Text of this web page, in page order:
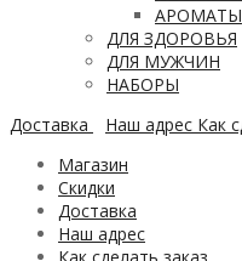
АРОМАТЫ
ДЛЯ ЗДОРОВЬЯ
ДЛЯ МУЖЧИН
НАБОРЫ
Доставка
Наш адрес Как
Магазин
Скидки
Доставка
Наш адрес